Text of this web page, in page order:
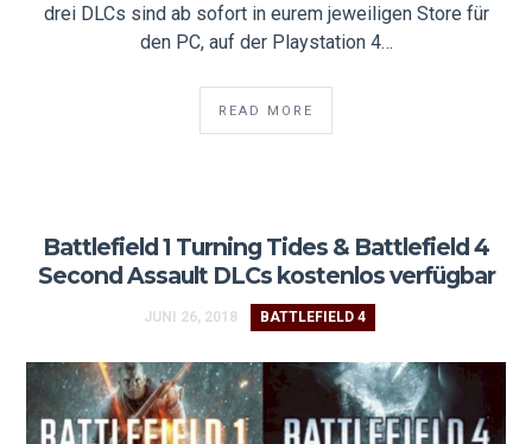
drei DLCs sind ab sofort in eurem jeweiligen Store für
den PC, auf der Playstation 4…
READ MORE
Battlefield 1 Turning Tides & Battlefield 4
Second Assault DLCs kostenlos verfügbar
JUNI 26, 2018 BATTLEFIELD 4